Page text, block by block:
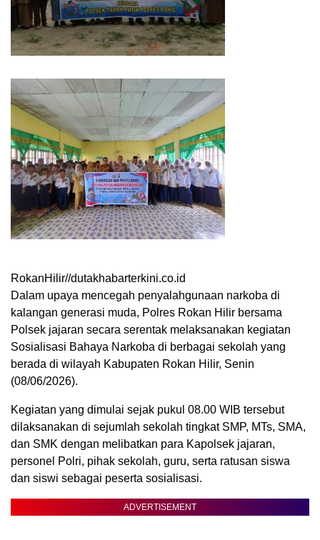
RokanHilir//dutakhabarterkini.co.id
Dalam upaya mencegah penyalahgunaan narkoba di
kalangan generasi muda, Polres Rokan Hilir bersama
Polsek jajaran secara serentak melaksanakan kegiatan
Sosialisasi Bahaya Narkoba di berbagai sekolah yang
berada di wilayah Kabupaten Rokan Hilir, Senin
(08/06/2026).
Kegiatan yang dimulai sejak pukul 08.00 WIB tersebut
dilaksanakan di sejumlah sekolah tingkat SMP, MTs, SMA,
dan SMK dengan melibatkan para Kapolsek jajaran,
personel Polri, pihak sekolah, guru, serta ratusan siswa
dan siswi sebagai peserta sosialisasi.
ADVERTISEMENT